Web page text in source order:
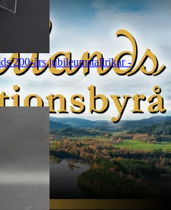
till paketombud.
skickas tillbaka i exakt samma
skyldig att paketera och hantera
under transporten. Vi har rätt
värdeminskning som uppstått till
i större omfattning än som varit
bedöms från fall till fall. Vi försöker
möjligt. Efter att kundens retur
den köpta varan. Ångerrätten
av objektet då
har samtyckt till att tjänsten
det inte finns någon ångerrätt när
att ångerrätt missbrukas, tex
vid bud och därmed påverka
sig vi oss rätten att stänga av
hos oss.
200-års jubileumstallrikar -